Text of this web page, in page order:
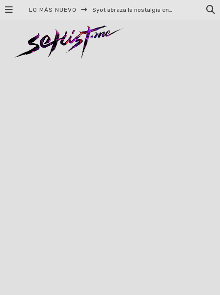
LO MÁS NUEVO Syot abraza la nostalgia en «Blame», el primer adelanto de su EP debut